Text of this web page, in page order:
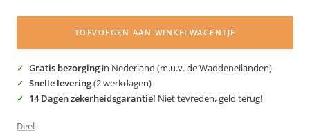
TOEVOEGEN AAN WINKELWAGENTJE
Gratis bezorgingin Nederland (m.u.v. de Waddeneilanden)
Snelle levering(2 werkdagen)
14 Dagen zekerheidsgarantie! Niet tevreden, geld terug!
Deel